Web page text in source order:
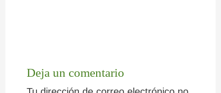
Deja un comentario